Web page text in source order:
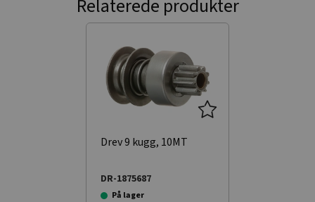
Relaterede produkter
Drev 9 kugg, 10MT
DR-1875687
På lager